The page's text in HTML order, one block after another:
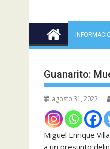
Guanarito:
agosto 31, 2022
Miguel Enrique
a un presunto